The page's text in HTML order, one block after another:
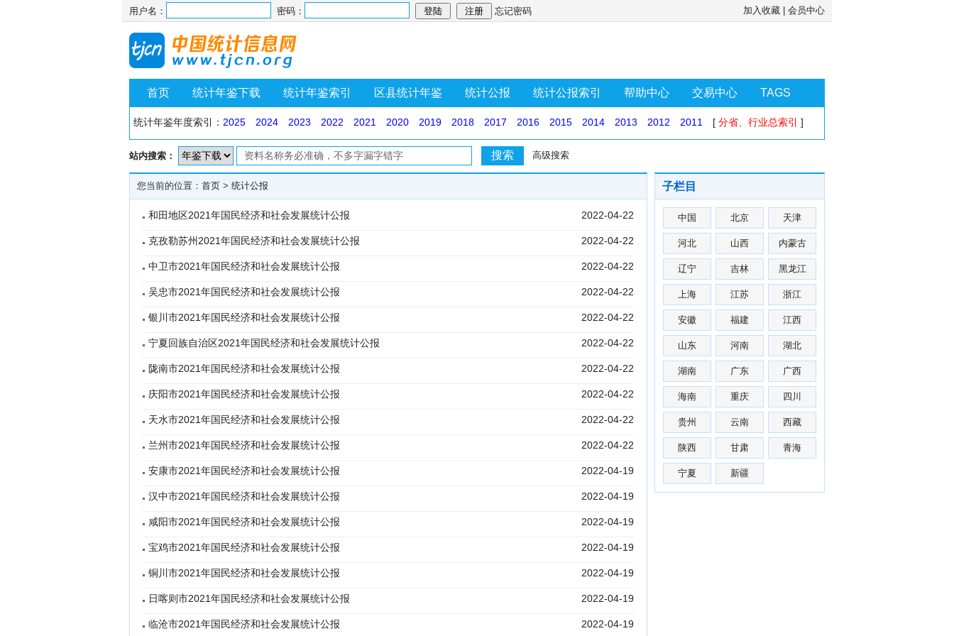
用户名： 密码： 忘记密码 加入收藏 会员中心
首页 统计年鉴下载 统计年鉴索引 区县统计年鉴 统计公报 统计公报索引 帮助中心 交易中心 TAGS
统计年鉴年度索引： 2025 2024 2023 2022 2021 2020 2019 2018 2017 2016 2015 2014 2013 2012 2011 [ 分省、行业总索引 ]
站内搜索： 高级搜索
您当前的位置： 首页 > 统计公报
和田地区2021年国民经济和社会发展统计公报 2022-04-22
克孜勒苏州2021年国民经济和社会发展统计公报 2022-04-22
中卫市2021年国民经济和社会发展统计公报 2022-04-22
吴忠市2021年国民经济和社会发展统计公报 2022-04-22
银川市2021年国民经济和社会发展统计公报 2022-04-22
宁夏回族自治区2021年国民经济和社会发展统计公报 2022-04-22
陇南市2021年国民经济和社会发展统计公报 2022-04-22
庆阳市2021年国民经济和社会发展统计公报 2022-04-22
天水市2021年国民经济和社会发展统计公报 2022-04-22
兰州市2021年国民经济和社会发展统计公报 2022-04-22
安康市2021年国民经济和社会发展统计公报 2022-04-19
汉中市2021年国民经济和社会发展统计公报 2022-04-19
咸阳市2021年国民经济和社会发展统计公报 2022-04-19
宝鸡市2021年国民经济和社会发展统计公报 2022-04-19
铜川市2021年国民经济和社会发展统计公报 2022-04-19
日喀则市2021年国民经济和社会发展统计公报 2022-04-19
临沧市2021年国民经济和社会发展统计公报 2022-04-19
子栏目
中国 北京 天津
河北 山西 内蒙古
辽宁 吉林 黑龙江
上海 江苏 浙江
安徽 福建 江西
山东 河南 湖北
湖南 广东 广西
海南 重庆 四川
贵州 云南 西藏
陕西 甘肃 青海
宁夏 新疆